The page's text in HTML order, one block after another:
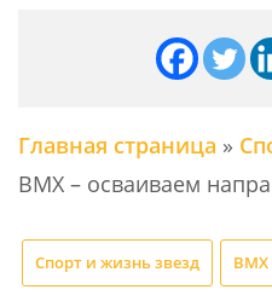
Главная страница »
BMX – осваиваем
Спорт и жизнь звезд BMX